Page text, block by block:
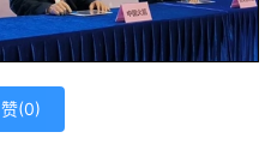
赞(0)